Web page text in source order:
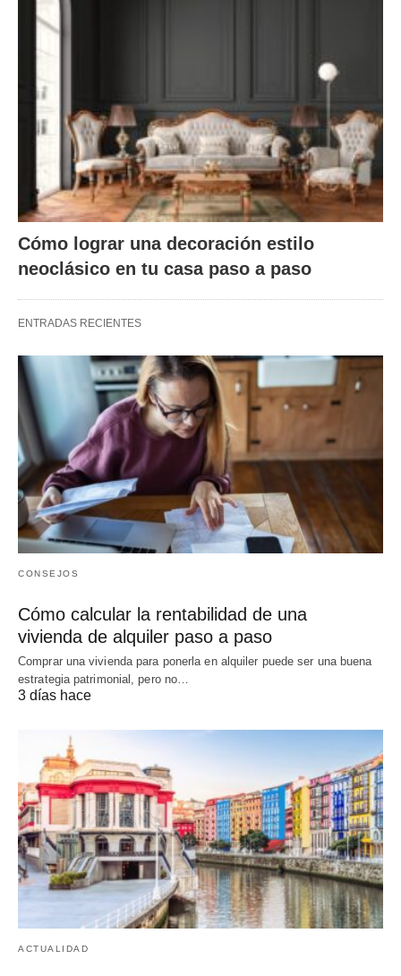
Cómo lograr una decoración estilo
neoclásico en tu casa paso a paso
ENTRADAS RECIENTES
CONSEJOS
Cómo calcular la rentabilidad de una
vivienda de alquiler paso a paso
Comprar una vivienda para ponerla en alquiler puede ser una buena
estrategia patrimonial, pero no…
3 días hace
ACTUALIDAD